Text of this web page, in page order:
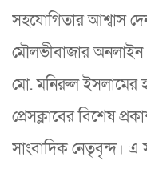
সহযোগিতার আশ্বাস
মৌলভীবাজার অনলাইন
মো. মনিরুল ইসলামের
প্রেসক্লাবের বিশেষ
সাংবাদিক নেতৃবৃন্দ।